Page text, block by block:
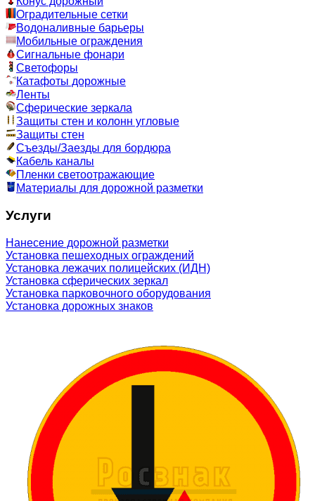
Оградительные сетки
Водоналивные барьеры
Мобильные ограждения
Сигнальные фонари
Светофоры
Катафоты дорожные
Ленты
Сферические зеркала
Защиты стен и колонн угловые
Защиты стен
Съезды/Заезды для бордюра
Кабель каналы
Пленки светоотражающие
Материалы для дорожной разметки
Услуги
Нанесение дорожной разметки
Установка пешеходных ограждений
Установка лежачих полицейских (ИДН)
Установка сферических зеркал
Установка парковочного оборудования
Установка дорожных знаков